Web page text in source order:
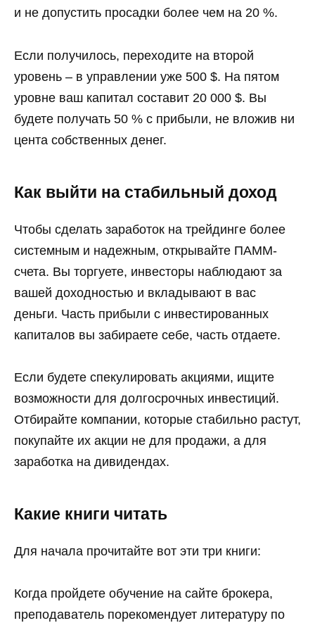
и не допустить просадки более чем на 20 %.
Если получилось, переходите на второй
уровень – в управлении уже 500 $. На пятом
уровне ваш капитал составит 20 000 $. Вы
будете получать 50 % с прибыли, не вложив ни
цента собственных денег.
Как выйти на стабильный доход
Чтобы сделать заработок на трейдинге более
системным и надежным, открывайте ПАММ-
счета. Вы торгуете, инвесторы наблюдают за
вашей доходностью и вкладывают в вас
деньги. Часть прибыли с инвестированных
капиталов вы забираете себе, часть отдаете.
Если будете спекулировать акциями, ищите
возможности для долгосрочных инвестиций.
Отбирайте компании, которые стабильно растут,
покупайте их акции не для продажи, а для
заработка на дивидендах.
Какие книги читать
Для начала прочитайте вот эти три книги:
Когда пройдете обучение на сайте брокера,
преподаватель порекомендует литературу по